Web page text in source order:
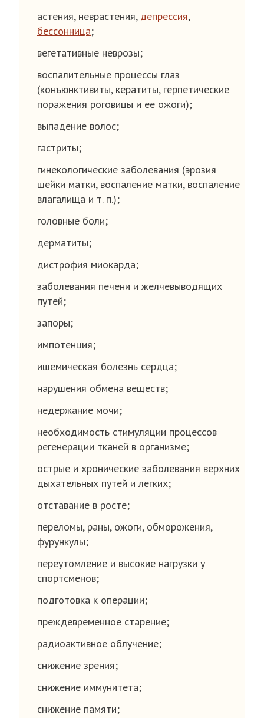
астения, неврастения, депрессия,
бессонница;
вегетативные неврозы;
воспалительные процессы глаз
(конъюнктивиты, кератиты, герпетические
поражения роговицы и ее ожоги);
выпадение волос;
гастриты;
гинекологические заболевания (эрозия
шейки матки, воспаление матки, воспаление
влагалища и т. п.);
головные боли;
дерматиты;
дистрофия миокарда;
заболевания печени и желчевыводящих
путей;
запоры;
импотенция;
ишемическая болезнь сердца;
нарушения обмена веществ;
недержание мочи;
необходимость стимуляции процессов
регенерации тканей в организме;
острые и хронические заболевания верхних
дыхательных путей и легких;
отставание в росте;
переломы, раны, ожоги, обморожения,
фурункулы;
переутомление и высокие нагрузки у
спортсменов;
подготовка к операции;
преждевременное старение;
радиоактивное облучение;
снижение зрения;
снижение иммунитета;
снижение памяти;